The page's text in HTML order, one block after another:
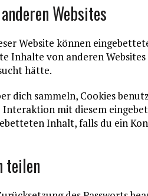
Websites
Website können
Inhalte von anderen
hätte.
dich sammeln, Cookies
mit diesem
Inhalt, falls du ein
teilen